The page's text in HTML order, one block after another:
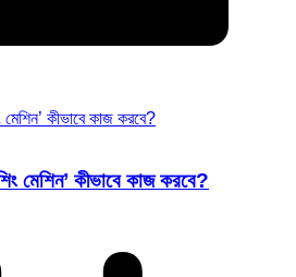
মেশিন’ কীভাবে কাজ করবে?